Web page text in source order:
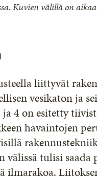
Kuvien välillä on
liittyvät
vesikaton ja
ja 4 on esitetty
havaintojen
tulisi saada
ilmarakoa.